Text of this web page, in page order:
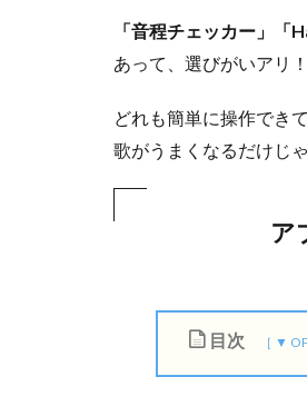
「音程チェッカー」「
あって、選びがいアリ！
どれも簡単に操作でき
歌がうまくなるだけじ
ア
目次